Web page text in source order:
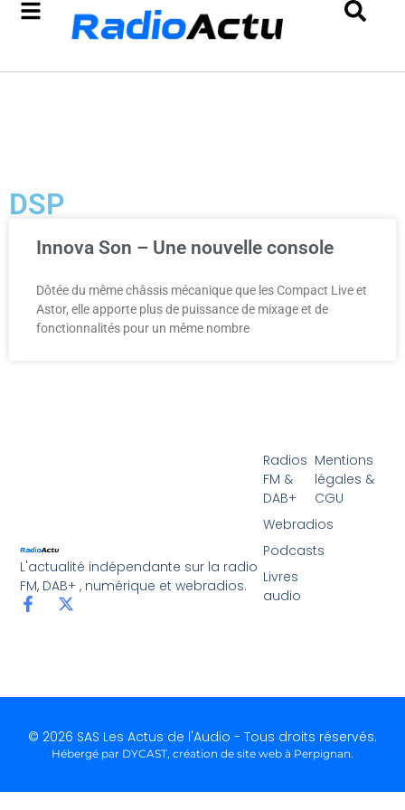
DSP
Innova Son – Une nouvelle console
Dôtée du même châssis mécanique que les Compact Live et
Astor, elle apporte plus de puissance de mixage et de
fonctionnalités pour un même nombre
L'actualité indépendante sur la radio
FM, DAB+ , numérique et webradios.
Radios
FM &
DAB+
Webradios
Podcasts
Livres
audio
Mentions
légales &
CGU
© 2026 SAS Les Actus de l'Audio - Tous droits réservés.
Hébergé par DYCAST, création de site web à Perpignan.